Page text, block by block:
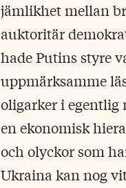
jämlikhet mellan
auktoritär
hade Putins styre
uppmärksamme
oligarker i egentlig
en ekonomisk
och olyckor som
Ukraina kan nog